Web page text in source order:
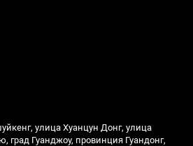
улица Хуанцун Донг, улица
град Гуанджоу, провинция Гуандонг,